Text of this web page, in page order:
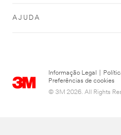
AJUDA
Informação Legal
Preferências de cookies
© 3M 2026. All Rights